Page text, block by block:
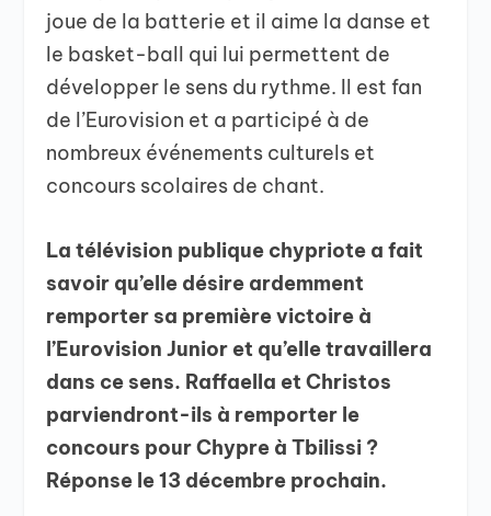
joue de la batterie et il aime la danse et
le basket-ball qui lui permettent de
développer le sens du rythme. Il est fan
de l’Eurovision et a participé à de
nombreux événements culturels et
concours scolaires de chant.
La télévision publique chypriote a fait
savoir qu’elle désire ardemment
remporter sa première victoire à
l’Eurovision Junior et qu’elle travaillera
dans ce sens. Raffaella et Christos
parviendront-ils à remporter le
concours pour Chypre à Tbilissi ?
Réponse le 13 décembre prochain.